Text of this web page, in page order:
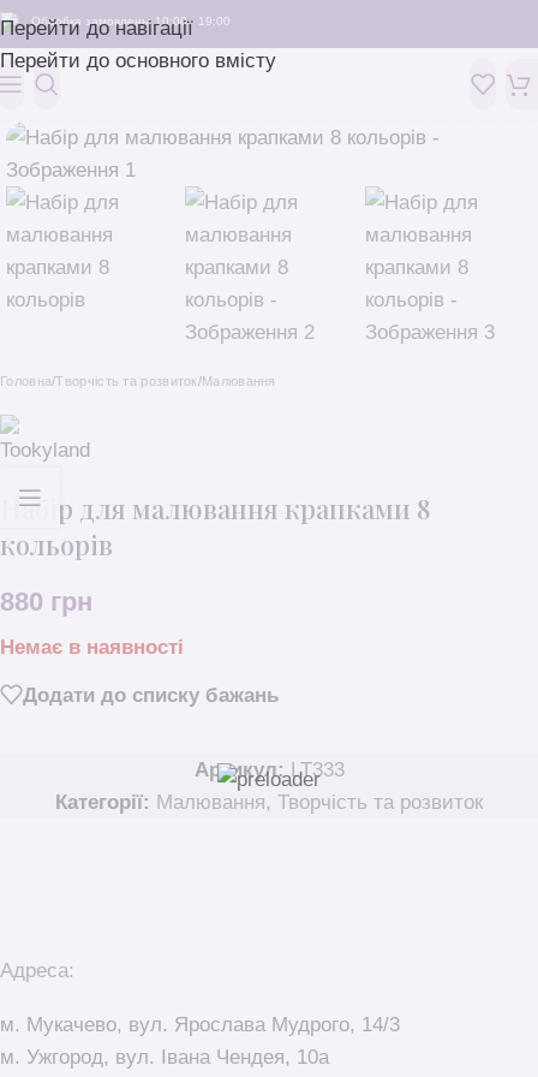
Перейти до навігації
Перейти до основного вмісту
Обробка замовлень: 10:00 - 19:00
Головна/Творчість та розвиток/Малювання
Набір для малювання крапками 8
кольорів
880 грн
Немає в наявності
Додати до списку бажань
Артикул:LT333
Категорії: Малювання, Творчість та розвиток
Адреса:
м. Мукачево, вул. Ярослава Мудрого, 14/3
м. Ужгород, вул. Івана Чендея, 10а